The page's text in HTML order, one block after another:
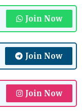
Join Now
Join Now
Join Now